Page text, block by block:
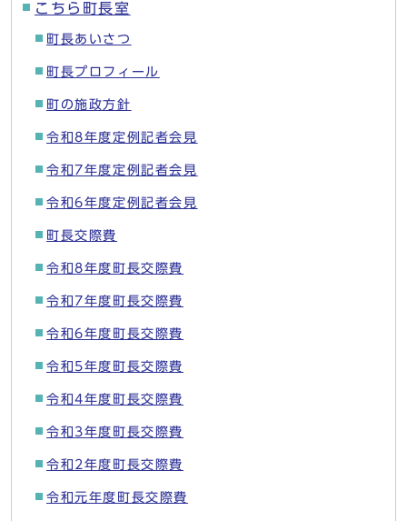
こちら町長室
町長あいさつ
町長プロフィール
町の施政方針
令和8年度定例記者会見
令和7年度定例記者会見
令和6年度定例記者会見
町長交際費
令和8年度町長交際費
令和7年度町長交際費
令和6年度町長交際費
令和5年度町長交際費
令和4年度町長交際費
令和3年度町長交際費
令和2年度町長交際費
令和元年度町長交際費